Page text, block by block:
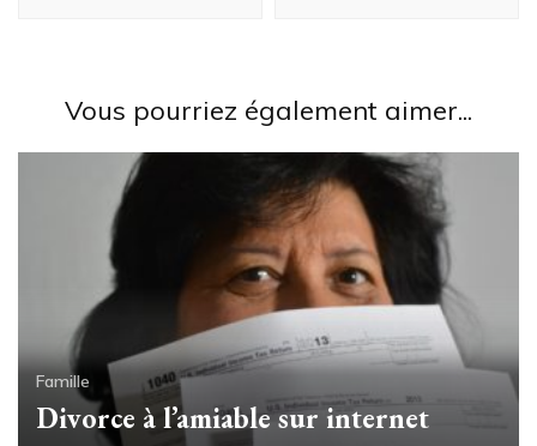
Vous pourriez également aimer...
Famille
Divorce à l’amiable sur internet